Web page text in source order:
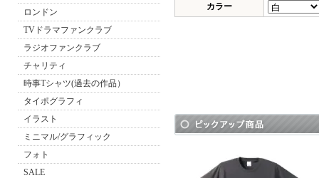
ロンドン
TVドラマファンクラブ
ラジオファンクラブ
チャリティ
時事Tシャツ(過去の作品）
タイポグラフィ
イラスト
ミニマル/グラフィック
フォト
SALE
カラー